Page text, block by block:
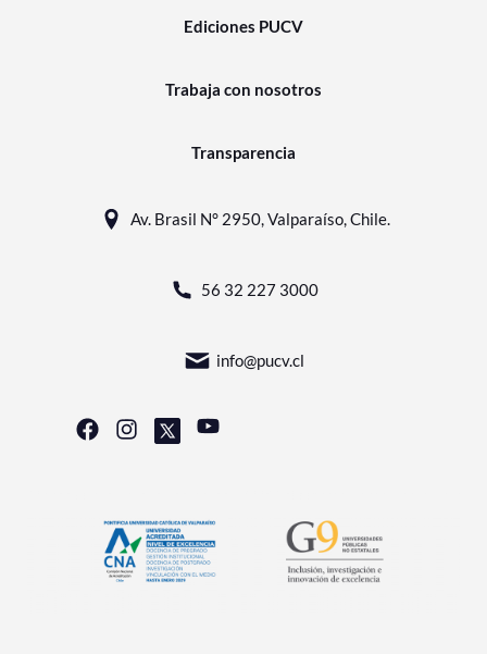
Ediciones PUCV
Trabaja con nosotros
Transparencia
Av. Brasil N° 2950, Valparaíso, Chile.
56 32 227 3000
info@pucv.cl